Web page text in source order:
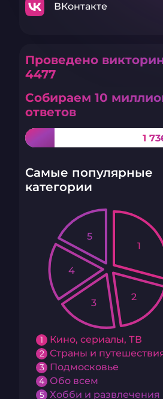
ВКонтакте
Проведено
4477
Собираем 10
ответов
1
Самые популярные
категории
1 Кино, сериалы, ТВ
2 Страны и
3 Подмосковье
4 Обо всем
5 Хобби и развлечения
1
2
3
4
5